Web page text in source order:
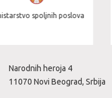
Delegacija EU u Republici Srbiji
Narodnih heroja 4
11070 Novi Beograd, Srbija